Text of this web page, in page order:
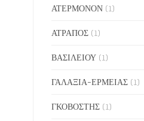
ΑΤΕΡΜΟΝΟΝ (1)
ΑΤΡΑΠΟΣ (1)
ΒΑΣΙΛΕΙΟΥ (1)
ΓΑΛΑΞΙΑ-ΕΡΜΕΙΑΣ (1)
ΓΚΟΒΟΣΤΗΣ (1)